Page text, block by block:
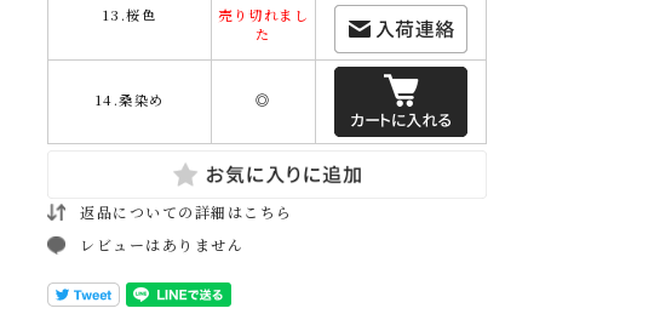
13.桜色
売り切れまし
た
14.桑染め ◎
返品についての詳細はこちら
レビューはありません